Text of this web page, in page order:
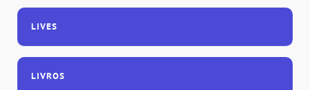
LIVES
LIVROS